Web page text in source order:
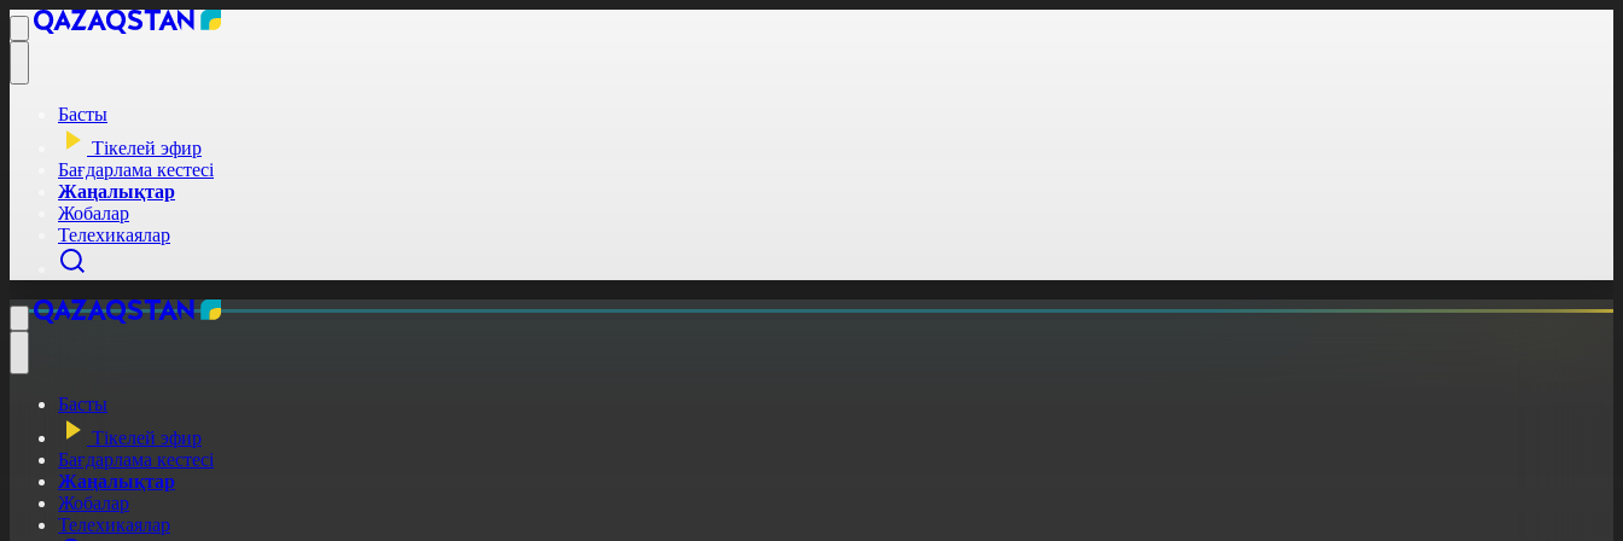
Басты
Тікелей эфир
Бағдарлама кестесі
Жаңалықтар
Жобалар
Телехикаялар
Басты
Тікелей эфир
Бағдарлама кестесі
Жаңалықтар
Жобалар
Телехикаялар